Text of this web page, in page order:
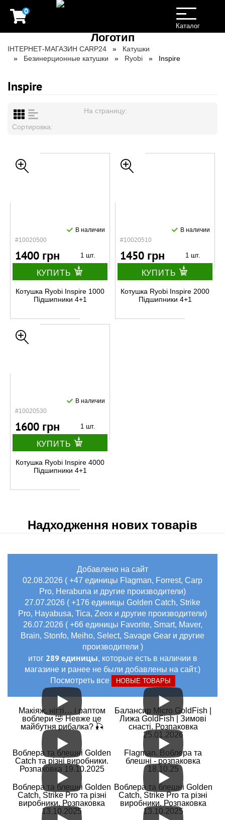
0
Toggle
navigation
Каталог
ІНТЕРНЕТ-МАГАЗИН CARP24
Катушки
Безинерционные катушки
Ryobi Inspire
Inspire
На страницу:
Сортировка:
#10020500
В наличии
1400 грн 1 шт.
КУПИТЬ
Котушка Ryobi Inspire 1000
Підшипники 4+1
#10020510
В наличии
1450 грн 1 шт.
КУПИТЬ
Котушка Ryobi Inspire 2000
Підшипники 4+1
#10020530
В наличии
1600 грн 1 шт.
КУПИТЬ
Котушка Ryobi Inspire 4000
Підшипники 4+1
Надходження нових товарів
Добавлено на сайт
02.08.2026 ( +47 единицы Flagman, Forrest, Carp
Pro, Herabuna и другие производители)
27.07.2026 ( +176 единицы Golden Catch, Strike
Pro, Hayabusa, Tica, Zeox и другие производители)
26.07.2026 ( +66 единицы Favorite, Smart, Maver,
Brain, Stonfo, Meiho, Select, Savage Gear и другие
производители )
итог 289 единицы, которые есть в наличии в
магазине и ранее не были добавлены на сайт.)
Посмотреть все
НОВЫЕ ТОВАРЫ
Макіяж, нігті… і раптом
воблери 🤣 Невже це
майбутня рибалка? 🎣
Балансир Micro GoldFish |
Лижа GoldFish | Зимові
снасті. Розпаковка
25.01.2026
Воблера та блешні Golden
Catch та різні виробники.
Розпаковка 19.10.2025
Flagman. Воблера та
блешні - розпаковка
18.10.25
Воблера та блешні Golden
Catch, Strike Pro та різні
виробники. Розпаковка
13.10.2025
Воблера та блешні Golden
Catch, Strike Pro та різні
виробники. Розпаковка
13.10.2025